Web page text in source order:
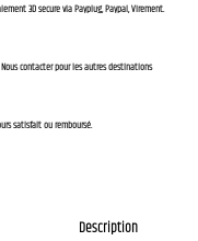
3D secure via Payplug, Paypal, Virement.
contacter pour les autres destinations
satisfait ou remboursé.
Description